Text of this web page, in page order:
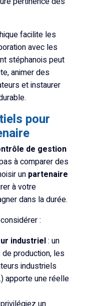
facilite les
avec les
stéphanois peut
animer des
et instaurer
pour
de gestion
à comparer des
un partenaire
à votre
dans la durée.
:
industriel: un
production, les
industriels
apporte une réelle